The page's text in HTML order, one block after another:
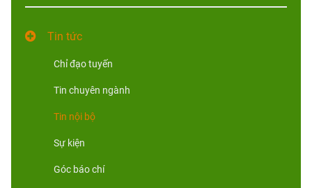
Tin tức
Chỉ đạo tuyến
Tin chuyên ngành
Tin nội bộ
Sự kiện
Góc báo chí